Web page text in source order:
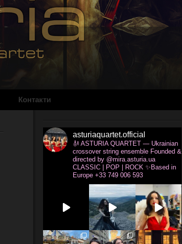
Контакти
asturiaquartet.official
🎻 ASTURIA QUARTET — Ukrainian
crossover string ensemble Founded &
directed by @mira.asturia.ua
CLASSIC | POP | ROCK ✨Based in
Europe +33 749 006 593